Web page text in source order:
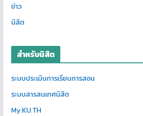
ข่าว
นิสิต
สำหรับนิสิต
ระบบประเมินการเรียนการสอน
ระบบสารสนเทศนิสิต
My.KU.TH